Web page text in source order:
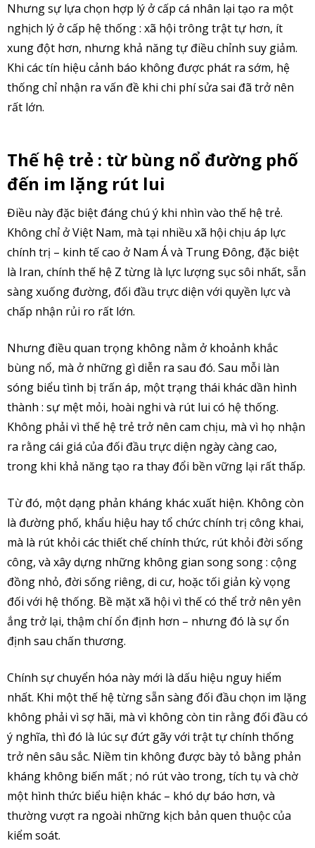
Nhưng sự lựa chọn hợp lý ở cấp cá nhân lại tạo ra một
nghịch lý ở cấp hệ thống : xã hội trông trật tự hơn, ít
xung đột hơn, nhưng khả năng tự điều chỉnh suy giảm.
Khi các tín hiệu cảnh báo không được phát ra sớm, hệ
thống chỉ nhận ra vấn đề khi chi phí sửa sai đã trở nên
rất lớn.
Thế hệ trẻ : từ bùng nổ đường phố
đến im lặng rút lui
Điều này đặc biệt đáng chú ý khi nhìn vào thế hệ trẻ.
Không chỉ ở Việt Nam, mà tại nhiều xã hội chịu áp lực
chính trị – kinh tế cao ở Nam Á và Trung Đông, đặc biệt
là Iran, chính thế hệ Z từng là lực lượng sục sôi nhất, sẵn
sàng xuống đường, đối đầu trực diện với quyền lực và
chấp nhận rủi ro rất lớn.
Nhưng điều quan trọng không nằm ở khoảnh khắc
bùng nổ, mà ở những gì diễn ra sau đó. Sau mỗi làn
sóng biểu tình bị trấn áp, một trạng thái khác dần hình
thành : sự mệt mỏi, hoài nghi và rút lui có hệ thống.
Không phải vì thế hệ trẻ trở nên cam chịu, mà vì họ nhận
ra rằng cái giá của đối đầu trực diện ngày càng cao,
trong khi khả năng tạo ra thay đổi bền vững lại rất thấp.
Từ đó, một dạng phản kháng khác xuất hiện. Không còn
là đường phố, khẩu hiệu hay tổ chức chính trị công khai,
mà là rút khỏi các thiết chế chính thức, rút khỏi đời sống
công, và xây dựng những không gian song song : cộng
đồng nhỏ, đời sống riêng, di cư, hoặc tối giản kỳ vọng
đối với hệ thống. Bề mặt xã hội vì thế có thể trở nên yên
ắng trở lại, thậm chí ổn định hơn – nhưng đó là sự ổn
định sau chấn thương.
Chính sự chuyển hóa này mới là dấu hiệu nguy hiểm
nhất. Khi một thế hệ từng sẵn sàng đối đầu chọn im lặng
không phải vì sợ hãi, mà vì không còn tin rằng đối đầu có
ý nghĩa, thì đó là lúc sự đứt gãy với trật tự chính thống
trở nên sâu sắc. Niềm tin không được bày tỏ bằng phản
kháng không biến mất ; nó rút vào trong, tích tụ và chờ
một hình thức biểu hiện khác – khó dự báo hơn, và
thường vượt ra ngoài những kịch bản quen thuộc của
kiểm soát.